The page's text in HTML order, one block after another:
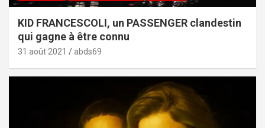
KID FRANCESCOLI, un PASSENGER clandestin
qui gagne à être connu
31 août 2021 abds69